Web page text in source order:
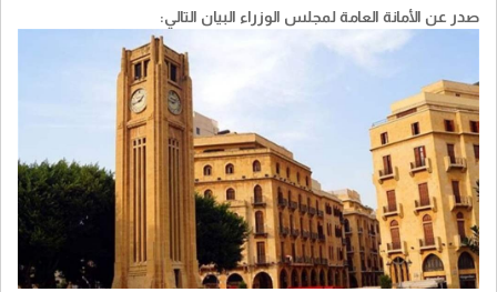
العامة وإطار مالي وقانوني جديد
صدر عن الأمانة العامة لمجلس الوزراء البيان التالي: